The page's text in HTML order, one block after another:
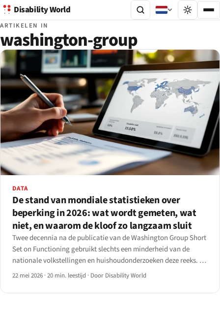
Disability World
ARTIKELEN IN
washington-group
DATA
De stand van mondiale statistieken over
beperking in 2026: wat wordt gemeten, wat
niet, en waarom de kloof zo langzaam sluit
Twee decennia na de publicatie van de Washington Group Short
Set on Functioning gebruikt slechts een minderheid van de
nationale volkstellingen en huishoudonderzoeken deze reeks. De
WHO 2024 en het VN DESA Compendium 2025 leveren de cijfers
22 mei 2026 ·20 min. leestijd · Door Disability World